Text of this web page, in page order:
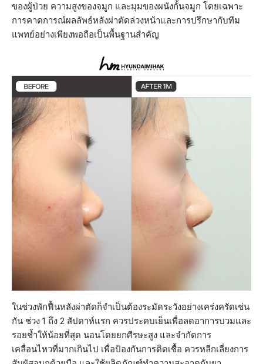
ของผู้ป่วย ความสูงของจมูก และมุมของผนังกั้นจมูก โดยเฉพาะ
การคาดการณ์ผลลัพธ์หลังผ่าตัดล่วงหน้าและการปรึกษากับทีม
แพทย์อย่างเพียงพอถือเป็นพื้นฐานสำคัญ
ในช่วงพักฟื้นหลังผ่าตัดก็จำเป็นต้องระมัดระวังอย่างเคร่งครัดเช่น
กัน ช่วง 1 ถึง 2 สัปดาห์แรก ควรประคบเย็นเพื่อลดอาการบวมและ
รอยช้ำให้น้อยที่สุด นอนโดยยกศีรษะสูง และจำกัดการ
เคลื่อนไหวที่มากเกินไป เพื่อป้องกันการติดเชื้อ ควรหลีกเลี่ยงการ